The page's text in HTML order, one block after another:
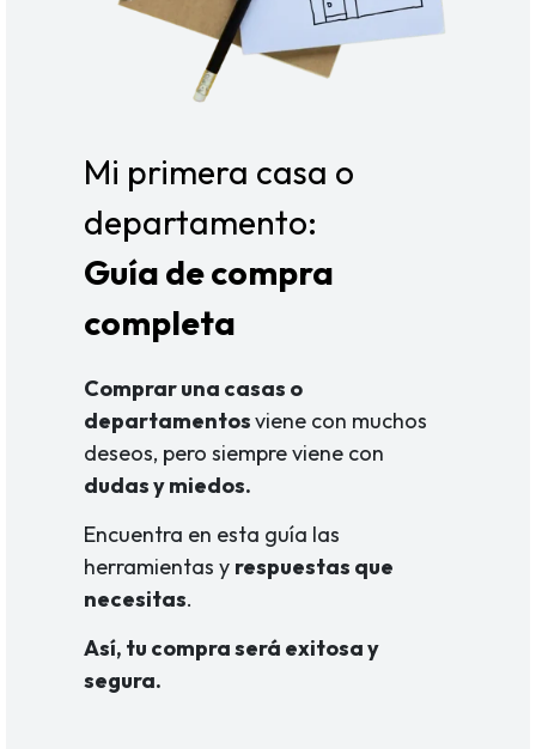
Mi primera casa o
departamento:
Guía de compra
completa
Comprar una casas o
departamentosviene con muchos
deseos, pero siempre viene con
dudas y miedos.
Encuentra en esta guía las
herramientas y respuestas que
necesitas.
Así, tu compra será exitosa y
segura.